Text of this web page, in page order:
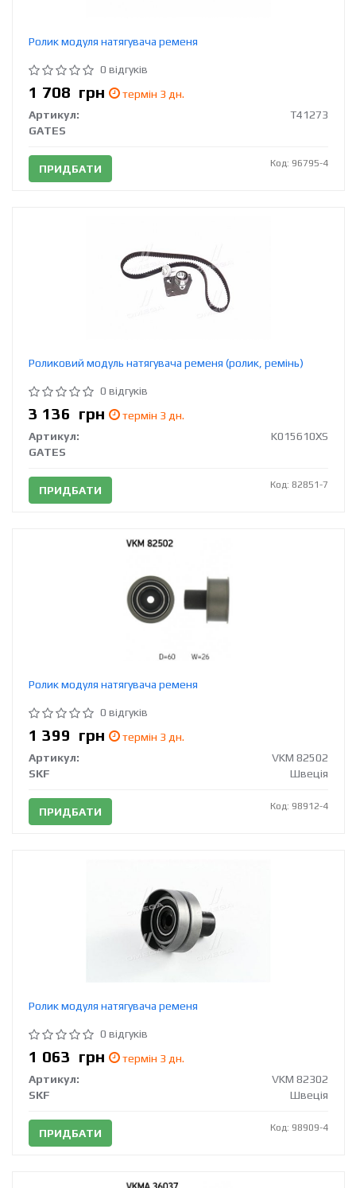
Ролик модуля натягувача ременя
0 відгуків
1 708 грн
термін 3 дн.
Артикул:
T41273
GATES
ПРИДБАТИ Код: 96795-4
Роликовий модуль натягувача ременя (ролик, ремінь)
0 відгуків
3 136 грн
термін 3 дн.
Артикул:
K015610XS
GATES
ПРИДБАТИ Код: 82851-7
Ролик модуля натягувача ременя
0 відгуків
1 399 грн
термін 3 дн.
Артикул:
VKM 82502
SKF
Швеція
ПРИДБАТИ Код: 98912-4
Ролик модуля натягувача ременя
0 відгуків
1 063 грн
термін 3 дн.
Артикул:
VKM 82302
SKF
Швеція
ПРИДБАТИ Код: 98909-4